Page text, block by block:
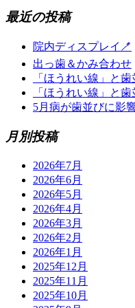
最近の投稿
院内ディスプレイ🪥
出っ歯＆かみ合わせ
「ほうれい線」と
「ほうれい線」と
5月病が歯並びに影
月別投稿
2026年7月
2026年6月
2026年5月
2026年4月
2026年3月
2026年2月
2026年1月
2025年12月
2025年11月
2025年10月